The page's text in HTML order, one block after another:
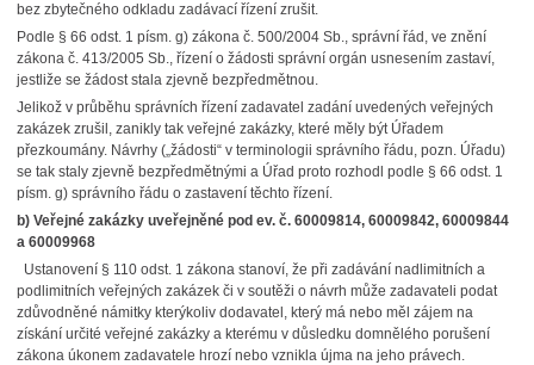
bez zbytečného odkladu zadávací řízení zrušit.
Podle § 66 odst. 1 písm. g) zákona č. 500/2004 Sb., správní řád, ve znění
zákona č. 413/2005 Sb., řízení o žádosti správní orgán usnesením zastaví,
jestliže se žádost stala zjevně bezpředmětnou.
Jelikož v průběhu správních řízení zadavatel zadání uvedených veřejných
zakázek zrušil, zanikly tak veřejné zakázky, které měly být Úřadem
přezkoumány. Návrhy („žádosti“ v terminologii správního řádu, pozn. Úřadu)
se tak staly zjevně bezpředmětnými a Úřad proto rozhodl podle § 66 odst. 1
písm. g) správního řádu o zastavení těchto řízení.
b) Veřejné zakázky uveřejněné pod ev. č. 60009814, 60009842, 60009844
a 60009968
Ustanovení § 110 odst. 1 zákona stanoví, že při zadávání nadlimitních a
podlimitních veřejných zakázek či v soutěži o návrh může zadavateli podat
zdůvodněné námitky kterýkoliv dodavatel, který má nebo měl zájem na
získání určité veřejné zakázky a kterému v důsledku domnělého porušení
zákona úkonem zadavatele hrozí nebo vznikla újma na jeho právech.